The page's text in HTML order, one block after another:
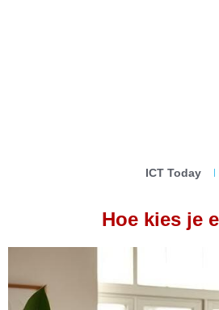
ICT Today
Hoe kies je